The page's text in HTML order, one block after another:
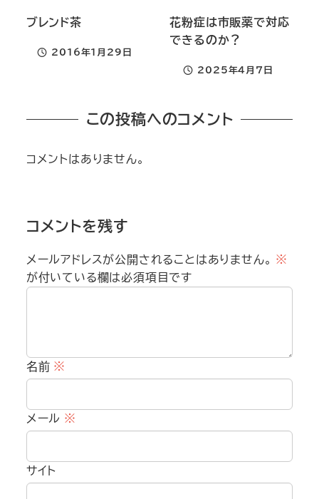
ブレンド茶
投稿日
2016年1月29日
花粉症は市販薬で対応
できるのか？
投稿日
2025年4月7日
この投稿へのコメント
コメントはありません。
コメントを残す
メールアドレスが公開されることはありません。
※
が付いている欄は必須項目です
名前 ※
メール ※
サイト